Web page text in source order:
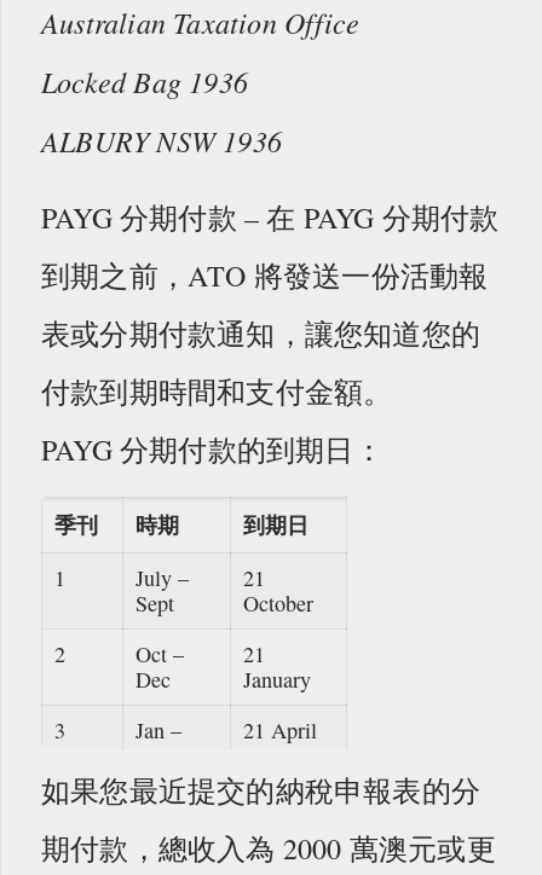
Australian Taxation Office
Locked Bag 1936
ALBURY NSW 1936
PAYG 分期付款 – 在 PAYG 分期付款
到期之前，ATO 將發送一份活動報
表或分期付款通知，讓您知道您的
付款到期時間和支付金額。
PAYG 分期付款的到期日：
季刊 時期 到期日
1
July –
Sept
21
October
2
Oct –
Dec
21
January
3
Jan –
21 April
4
Apr –
June
21 July
如果您最近提交的納稅申報表的分
期付款，總收入為 2000 萬澳元或更